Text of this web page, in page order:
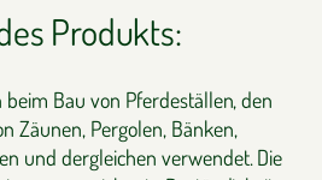
Produkts:
Bau von Pferdeställen, den
Zäunen, Pergolen, Bänken,
und dergleichen verwendet. Die